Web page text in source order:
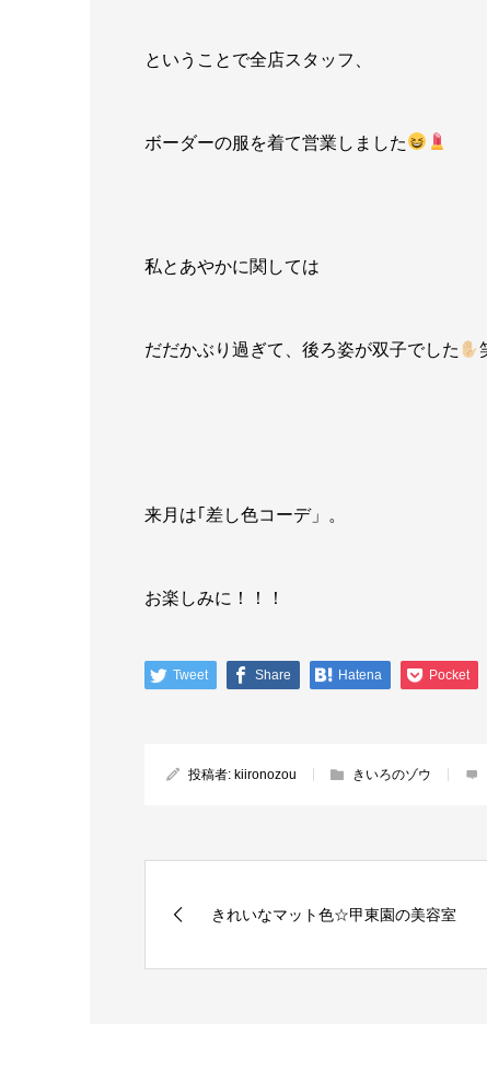
ということで全店スタッフ、
ボーダーの服を着て営業しました
私とあやかに関しては
だだかぶり過ぎて、後ろ姿が双子でした
来月は｢差し色コーデ」。
お楽しみに！！！
Tweet Share Hatena Pocket
投稿者: kiironozou きいろのゾウ
きれいなマット色☆甲東園の美容室